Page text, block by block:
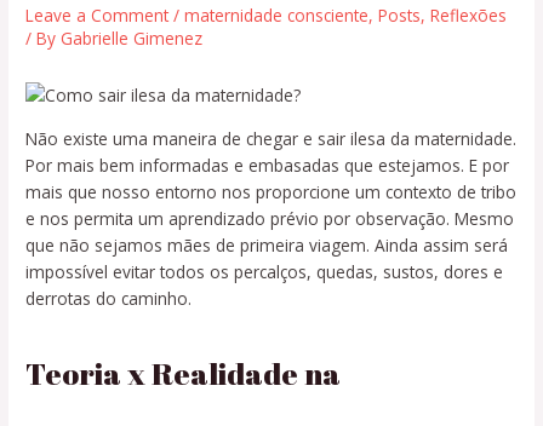
Leave a Comment /maternidade consciente,Posts,Reflexões
/ By Gabrielle Gimenez
Não existe uma maneira de chegar e sair ilesa da maternidade.
Por mais bem informadas e embasadas que estejamos. E por
mais que nosso entorno nos proporcione um contexto de tribo
e nos permita um aprendizado prévio por observação. Mesmo
que não sejamos mães de primeira viagem. Ainda assim será
impossível evitar todos os percalços, quedas, sustos, dores e
derrotas do caminho.
Teoria x Realidade na